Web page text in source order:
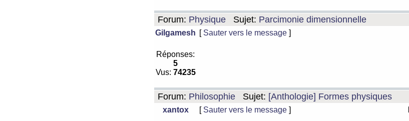
Forum: Physique Sujet: Parcimonie dimensionnelle
Gilgamesh [ Sauter vers le message ]
Réponses:
5
Vus: 74235
Forum: Philosophie Sujet: [Anthologie] Formes physiques
xantox [ Sauter vers le message ]